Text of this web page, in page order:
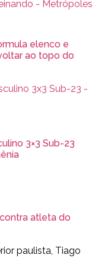
elenco e
ao topo do
3×3 Sub-23
atleta do
paulista, Tiago